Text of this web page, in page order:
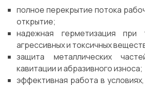
полное перекрытие потока
открытие;
надежная герметизация при
агрессивных и токсичных
защита металлических
кавитации и абразивного износа;
эффективная работа в